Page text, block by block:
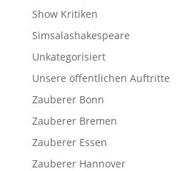
Show Kritiken
Simsalashakespeare
Unkategorisiert
Unsere öffentlichen Auftritte
Zauberer Bonn
Zauberer Bremen
Zauberer Essen
Zauberer Hannover